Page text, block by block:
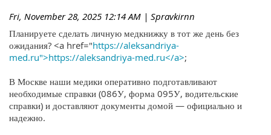
Fri, November 28, 2025 12:14 AM | Spravkirnn
Планируете сделать личную медкнижку в тот же день без
ожидания? <a href="https://aleksandriya-
med.ru">https://aleksandriya-med.ru</a>;
В Москве наши медики оперативно подготавливают
необходимые справки (086У, форма 095У, водительские
справки) и доставляют документы домой — официально и
надежно.